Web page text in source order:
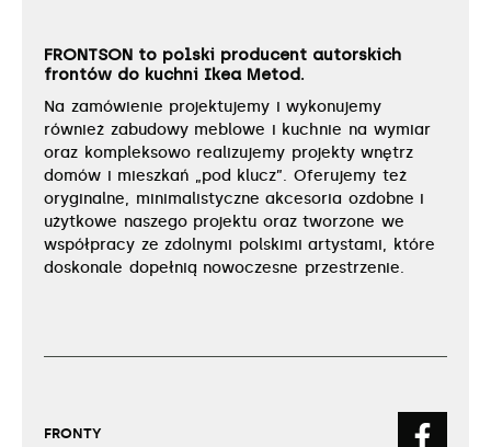
FRONTSON to polski producent autorskich
frontów do kuchni Ikea Metod.
Na zamówienie projektujemy i wykonujemy
również zabudowy meblowe i kuchnie na wymiar
oraz kompleksowo realizujemy projekty wnętrz
domów i mieszkań „pod klucz”. Oferujemy też
oryginalne, minimalistyczne akcesoria ozdobne i
użytkowe naszego projektu oraz tworzone we
współpracy ze zdolnymi polskimi artystami, które
doskonale dopełnią nowoczesne przestrzenie.
FRONTY